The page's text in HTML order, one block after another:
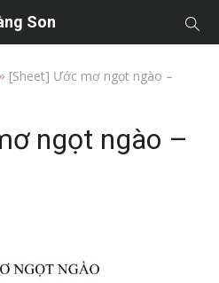
Son
[Sheet] Ước mơ ngọt ngào –
ngọt ngào –